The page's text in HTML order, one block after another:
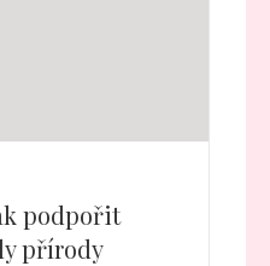
podpořit
přírody